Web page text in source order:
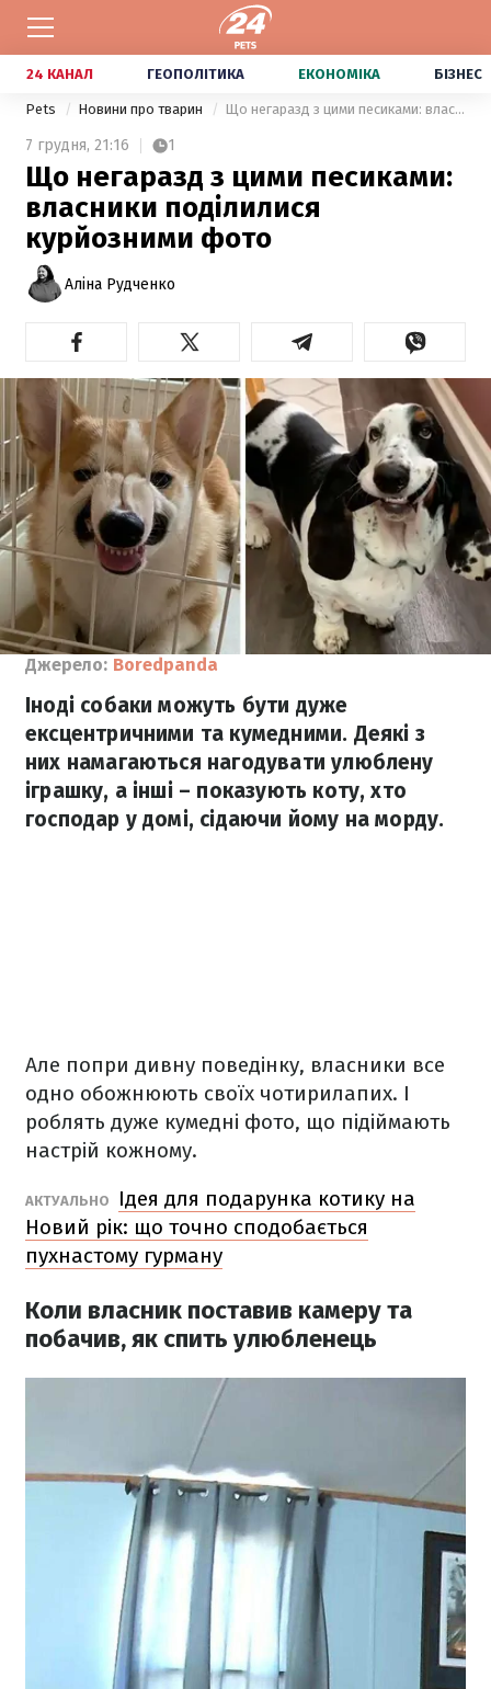
24 КАНАЛ ГЕОПОЛІТИКА ЕКОНОМІКА БІЗНЕС
Pets Новини про тварин Що негаразд з цими песиками: власники поділилися курйозними фото
7 грудня, 21:16 1
Що негаразд з цими песиками:
власники поділилися
курйозними фото
Аліна Рудченко
Джерело: Boredpanda
Іноді собаки можуть бути дуже
ексцентричними та кумедними. Деякі з
них намагаються нагодувати улюблену
іграшку, а інші – показують коту, хто
господар у домі, сідаючи йому на морду.
Але попри дивну поведінку, власники все
одно обожнюють своїх чотирилапих. І
роблять дуже кумедні фото, що підіймають
настрій кожному.
АКТУАЛЬНО
Ідея для подарунка котику на
Новий рік: що точно сподобається
пухнастому гурману
Коли власник поставив камеру та
побачив, як спить улюбленець